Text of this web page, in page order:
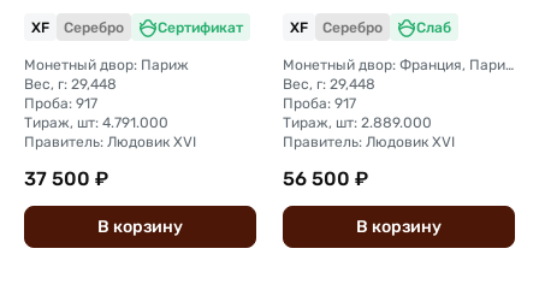
XF Серебро Сертификат
Монетный двор: Париж
Вес, г: 29,448
Проба: 917
Тираж, шт: 4.791.000
Правитель: Людовик XVI
37 500 ₽
В корзину
XF Серебро Слаб
Монетный двор: Франция, Париж
Вес, г: 29,448
Проба: 917
Тираж, шт: 2.889.000
Правитель: Людовик XVI
56 500 ₽
В корзину